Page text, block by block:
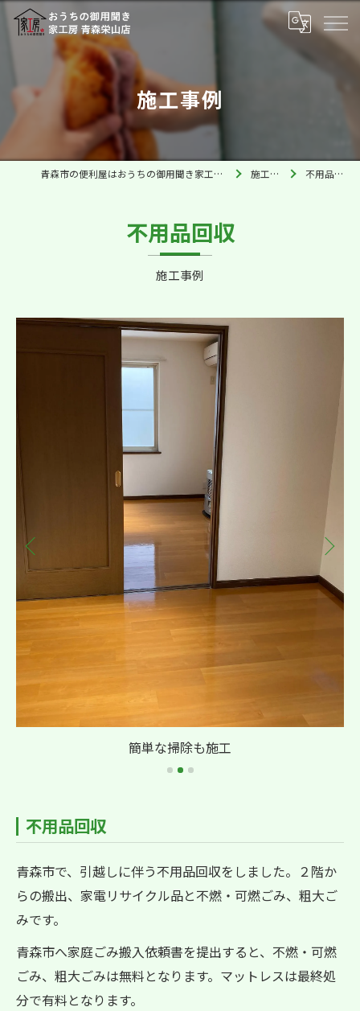
施工事例
青森市の便利屋はおうちの御用聞き家工房 青森栄山店 施工事例 不用品回収
施工事例
不用品回収
簡単な掃除も施工
不用品回収
青森市で、引越しに伴う不用品回収をしました。２階か
らの搬出、家電リサイクル品と不燃・可燃ごみ、粗大ご
みです。
青森市へ家庭ごみ搬入依頼書を提出すると、不燃・可燃
ごみ、粗大ごみは無料となります。マットレスは最終処
分で有料となります。